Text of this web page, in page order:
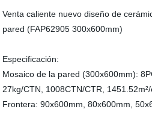
Venta caliente nuevo diseño de
pared (FAP62905 300x600mm)
Especificación:
Mosaico de la pared (300x600mm):
27kg/CTN, 1008CTN/CTR,
Frontera: 90x600mm, 80x600mm,